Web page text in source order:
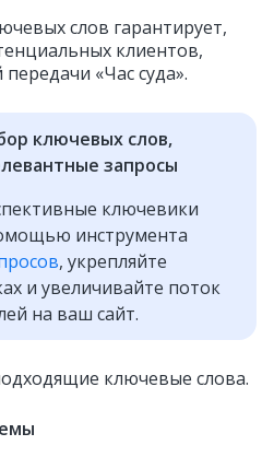
слов гарантирует,
клиентов,
«Час суда».
ключевых слов,
запросы
ключевики
инструмента
, укрепляйте
и увеличивайте поток
на ваш сайт.
ключевые слова.